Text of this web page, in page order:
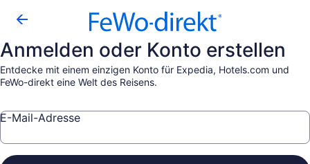
Anmelden oder Konto erstellen
Entdecke mit einem einzigen Konto für Expedia, Hotels.com und
FeWo-direkt eine Welt des Reisens.
E-Mail-Adresse